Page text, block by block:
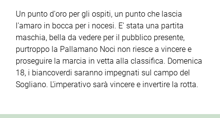
Un punto d'oro per gli ospiti, un punto che lascia
l'amaro in bocca per i nocesi. E' stata una partita
maschia, bella da vedere per il pubblico presente,
purtroppo la Pallamano Noci non riesce a vincere e
proseguire la marcia in vetta alla classifica. Domenica
18, i biancoverdi saranno impegnati sul campo del
Sogliano. L'imperativo sarà vincere e invertire la rotta.